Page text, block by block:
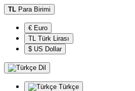
TL Para Birimi
€ Euro
TL Türk Lirası
$ US Dollar
Dil
Türkçe